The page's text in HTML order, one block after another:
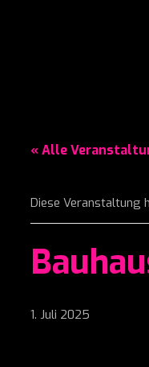
« Alle
Diese Veranstaltung
1. Juli 2025